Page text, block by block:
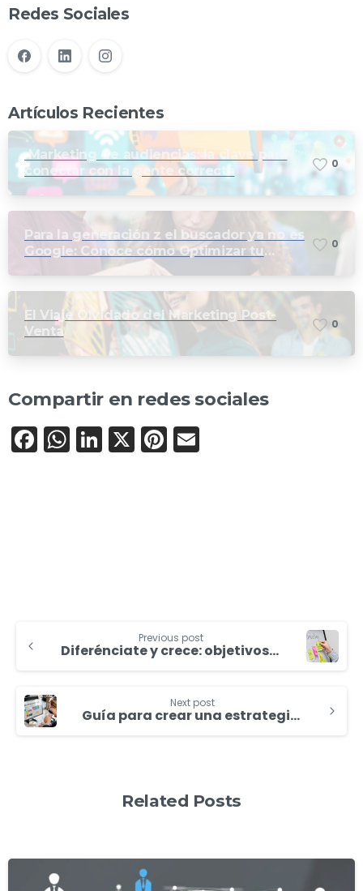
Redes Sociales
Artículos Recientes
Marketing de audiencias: la clave para
conectar con la gente correcta
0
Para la generación z el buscador ya no es
Google: Conoce cómo Optimizar tu
marca para las búsquedas en TikTok e
0
El Viaje Olvidado del Marketing Post-
Venta
0
Compartir en redes sociales
Facebook
WhatsApp
LinkedIn
X Pinterest
Previous post
Diferénciate y crece: objetivos estratégicos y tácticas de marketing que funcionan
Next post
Guía para crear una estrategia de marketing digital efectiva
Related Posts